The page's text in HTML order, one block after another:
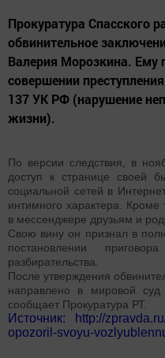
Прокуратура Спасского
обвинительное
Валерия Морозкина. Ему
совершении
137 УК РФ (нарушение
жизни).
По версии следствия, в
доступ к странице своей
социальной сетей в
интимного характера.
в мессенджере друзьям и
Свою вину он признал в
постановлении
разбирательства.
После утверждения
направлено в мировой
сообщает Прокуратура РТ.
Источник: http://
opozoril-svoyu-